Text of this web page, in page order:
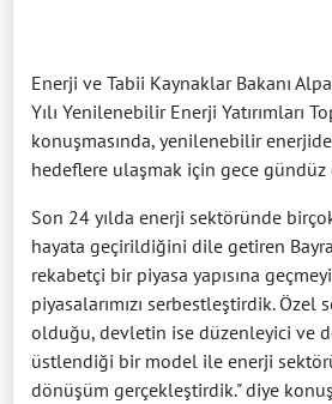
Enerji ve Tabii Kaynaklar Bakanı
Yılı Yenilenebilir Enerji Yatırımları
konuşmasında, yenilenebilir
hedeflere ulaşmak için gece gündüz
Son 24 yılda enerji sektöründe
hayata geçirildiğini dile getiren
rekabetçi bir piyasa yapısına
piyasalarımızı serbestleştirdik. Özel
olduğu, devletin ise düzenleyici ve
üstlendiği bir model ile enerji
dönüşüm gerçekleştirdik." diye